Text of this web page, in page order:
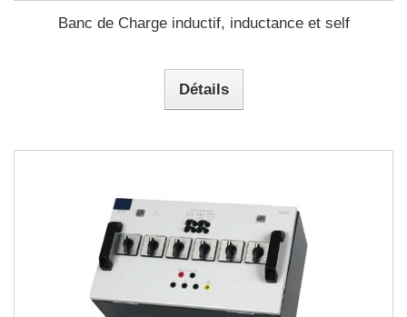
Banc de Charge inductif, inductance et self
Détails